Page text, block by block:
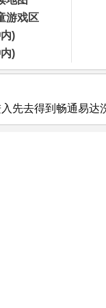
游戏区
)
)
先去得到畅通易达